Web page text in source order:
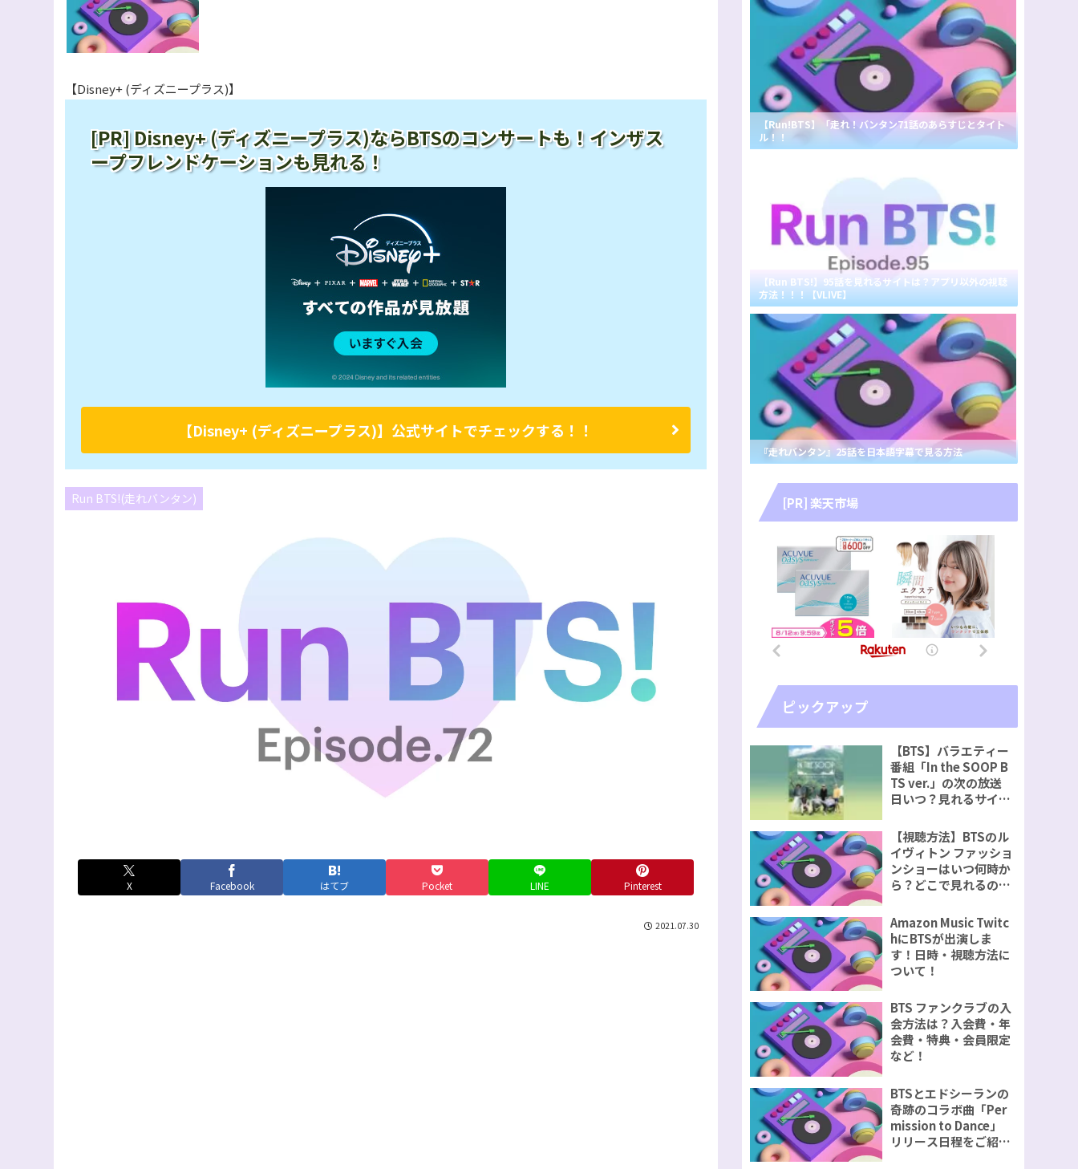
【Disney+ (ディズニープラス)】
[PR] Disney+ (ディズニープラス)ならBTSのコンサートも！インザス
ープフレンドケーションも見れる！
【Disney+ (ディズニープラス)】公式サイトでチェックする！！
Run BTS!(走れバンタン)
X Facebook はてブ Pocket LINE Pinterest
2021.07.30
【Run!BTS】「走れ！バンタン71話のあらすじとタイト
ル！！
【Run BTS!】95話を見れるサイトは？アプリ以外の視聴
方法！！！【VLIVE】
『走れバンタン』25話を日本語字幕で見る方法
[PR] 楽天市場
ピックアップ
【BTS】バラエティー
番組「In the SOOP B
TS ver.」の次の放送
日いつ？見れるサイト
【視聴方法】BTSのル
イヴィトン ファッショ
ンショーはいつ何時か
ら？どこで見れるの？
Amazon Music Twitc
hにBTSが出演しま
す！日時・視聴方法に
ついて！
BTS ファンクラブの入
会方法は？入会費・年
会費・特典・会員限定
など！
BTSとエドシーランの
奇跡のコラボ曲「Per
mission to Dance」
リリース日程をご紹